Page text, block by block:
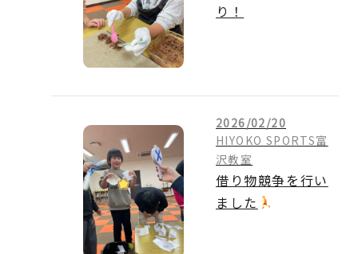
り！
2026/02/20
HIYOKO SPORTS富
沢教室
借り物競争を行い
ました